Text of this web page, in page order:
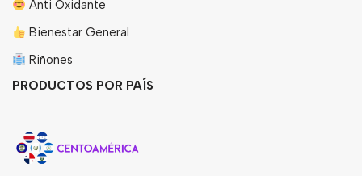
Anti Oxidante
Bienestar General
Riñones
PRODUCTOS POR PAÍS